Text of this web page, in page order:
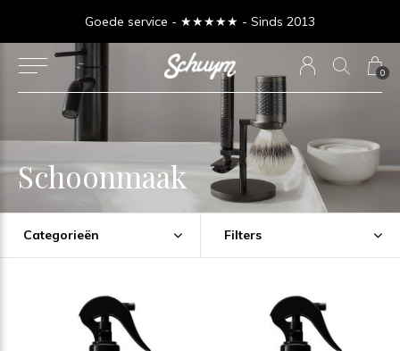
0
Goede service - ★★★★★ - Sinds 2013
Schoonmaak
Categorieën Filters